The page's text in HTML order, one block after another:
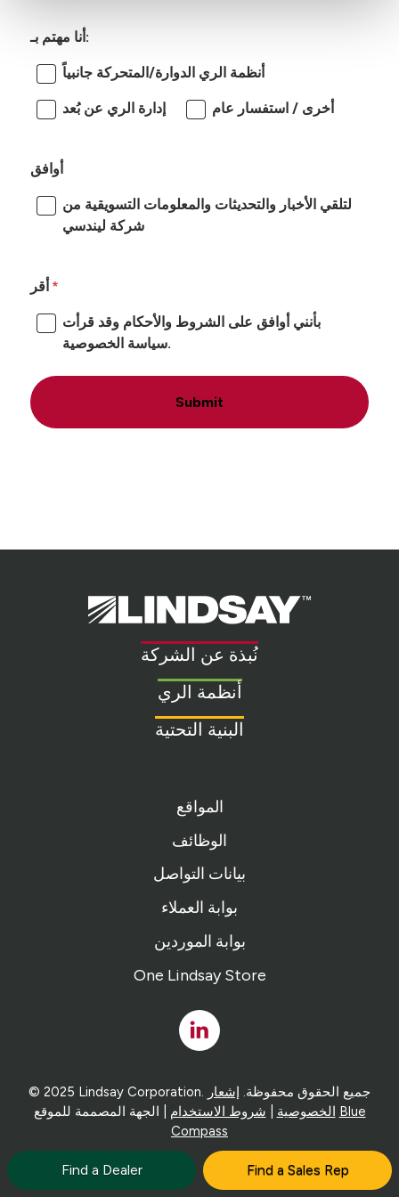
Find a Dealer Find a Sales Rep
أنا مهتم بـ:
أنظمة الري الدوارة/المتحركة جانبياً
إدارة الري عن بُعد أخرى / استفسار عام
أوافق
لتلقي الأخبار والتحديثات والمعلومات التسويقية من
شركة ليندسي
أقر
بأنني أوافق على الشروط والأحكام وقد قرأت
سياسة الخصوصية.
Submit
Lindsay.
Link
homepage
نُبذة عن الشركة
أنظمة الري
البنية التحتية
المواقع
الوظائف
بيانات التواصل
بوابة العملاء
بوابة الموردين
One Lindsay Store
Linked
In
© 2025 Lindsay Corporation. جميع الحقوق محفوظة. إشعار
الخصوصية
شروط الاستخدام
Blue
Compass